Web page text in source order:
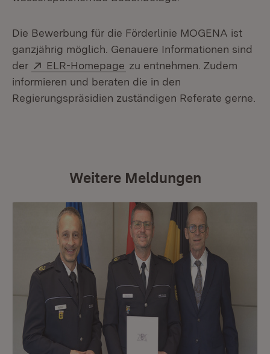
Die Bewerbung für die Förderlinie MOGENA ist
ganzjährig möglich. Genauere Informationen sind
der
Extern:
ELR-Homepage (Öffnet in neuem Fenster)
zu entnehmen. Zudem
informieren und beraten die in den
Regierungspräsidien zuständigen Referate gerne.
Weitere Meldungen